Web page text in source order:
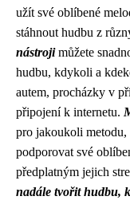
užít své oblíbené
stáhnout hudbu z
nástrojimůžete
hudbu, kdykoli a
autem, procházky v
připojení k internetu.
pro jakoukoli metodu,
podporovat své
předplatným jejich
nadále tvořit hudbu,